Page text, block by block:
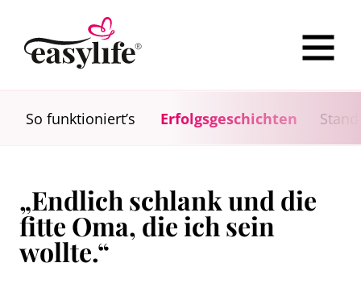
So funktioniert’s Erfolgsgeschichten
„Endlich schlank und die
fitte Oma, die ich sein
wollte.“